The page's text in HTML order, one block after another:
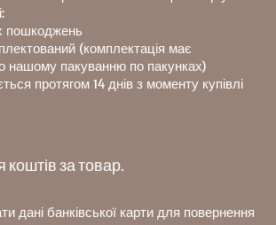
пошкоджень
(комплектація має
нашому пакуванню по пакунках)
протягом 14 днів з моменту купівлі
за товар.
дані банківської карти для повернення